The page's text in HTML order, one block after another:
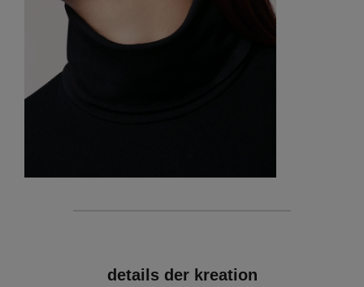
details der kreation